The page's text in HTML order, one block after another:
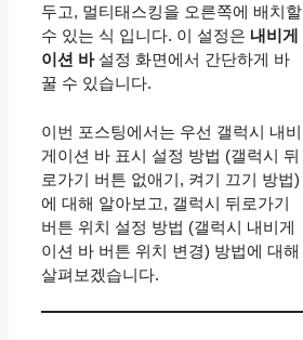
두고, 멀티태스킹을 오른쪽에 배치할
수 있는 식 입니다. 이 설정은 내비게
이션 바설정 화면에서 간단하게 바
꿀 수 있습니다.
이번 포스팅에서는 우선 갤럭시 내비
게이션 바 표시 설정 방법 (갤럭시 뒤
로가기 버튼 없애기, 켜기 끄기 방법)
에 대해 알아보고, 갤럭시 뒤로가기
버튼 위치 설정 방법 (갤럭시 내비게
이션 바 버튼 위치 변경) 방법에 대해
살펴보겠습니다.